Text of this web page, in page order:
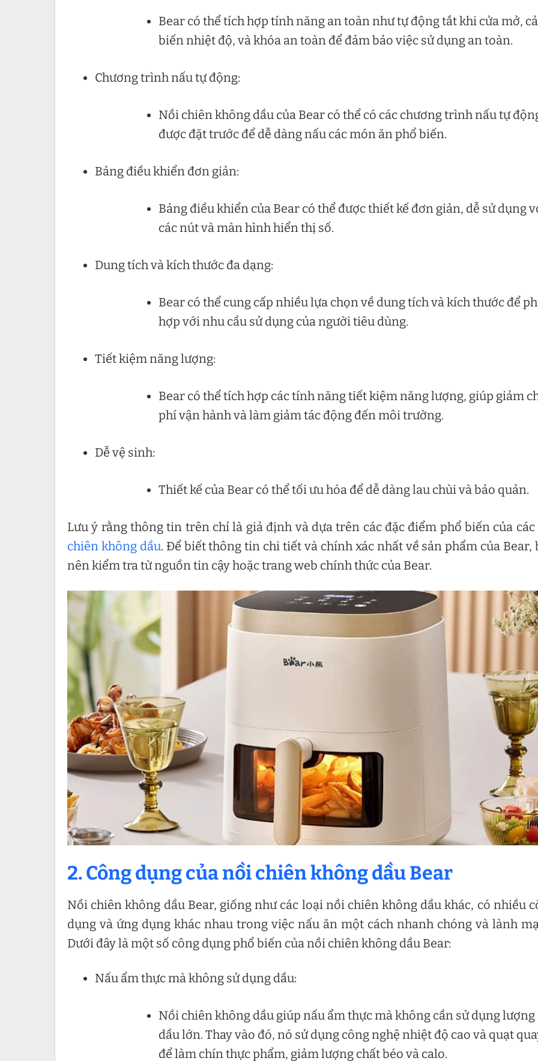
Bear có thể tích hợp tính năng an toàn như tự động tắt khi cửa mở,
biến nhiệt độ, và khóa an toàn để đảm bảo việc sử dụng an toàn.
Chương trình nấu tự động:
Nồi chiên không dầu của Bear có thể có các chương trình nấu tự
được đặt trước để dễ dàng nấu các món ăn phổ biến.
Bảng điều khiển đơn giản:
Bảng điều khiển của Bear có thể được thiết kế đơn giản, dễ sử dụng
các nút và màn hình hiển thị số.
Dung tích và kích thước đa dạng:
Bear có thể cung cấp nhiều lựa chọn về dung tích và kích thước để
hợp với nhu cầu sử dụng của người tiêu dùng.
Tiết kiệm năng lượng:
Bear có thể tích hợp các tính năng tiết kiệm năng lượng, giúp giảm
phí vận hành và làm giảm tác động đến môi trường.
Dễ vệ sinh:
Thiết kế của Bear có thể tối ưu hóa để dễ dàng lau chùi và bảo quản.
Lưu ý rằng thông tin trên chỉ là giả định và dựa trên các đặc điểm phổ biến của các
chiên không dầu. Để biết thông tin chi tiết và chính xác nhất về sản phẩm của Bear,
nên kiểm tra từ nguồn tin cậy hoặc trang web chính thức của Bear.
2. Công dụng của nồi chiên không dầu Bear
Nồi chiên không dầu Bear, giống như các loại nồi chiên không dầu khác, có nhiều
dụng và ứng dụng khác nhau trong việc nấu ăn một cách nhanh chóng và lành
Dưới đây là một số công dụng phổ biến của nồi chiên không dầu Bear:
Nấu ẩm thực mà không sử dụng dầu:
Nồi chiên không dầu giúp nấu ẩm thực mà không cần sử dụng lượng
dầu lớn. Thay vào đó, nó sử dụng công nghệ nhiệt độ cao và quạt
để làm chín thực phẩm, giảm lượng chất béo và calo.